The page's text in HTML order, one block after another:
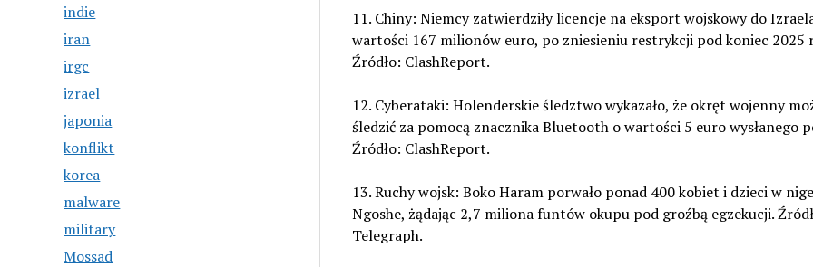
indie
iran
irgc
izrael
japonia
konflikt
korea
malware
military
Mossad
11. Chiny: Niemcy zatwierdziły licencje na eksport wojskowy do
wartości 167 milionów euro, po zniesieniu restrykcji pod koniec 2025
Źródło: ClashReport.
12. Cyberataki: Holenderskie śledztwo wykazało, że okręt wojenny
śledzić za pomocą znacznika Bluetooth o wartości 5 euro wysłanego
Źródło: ClashReport.
13. Ruchy wojsk: Boko Haram porwało ponad 400 kobiet i dzieci w
Ngoshe, żądając 2,7 miliona funtów okupu pod groźbą egzekucji.
Telegraph.